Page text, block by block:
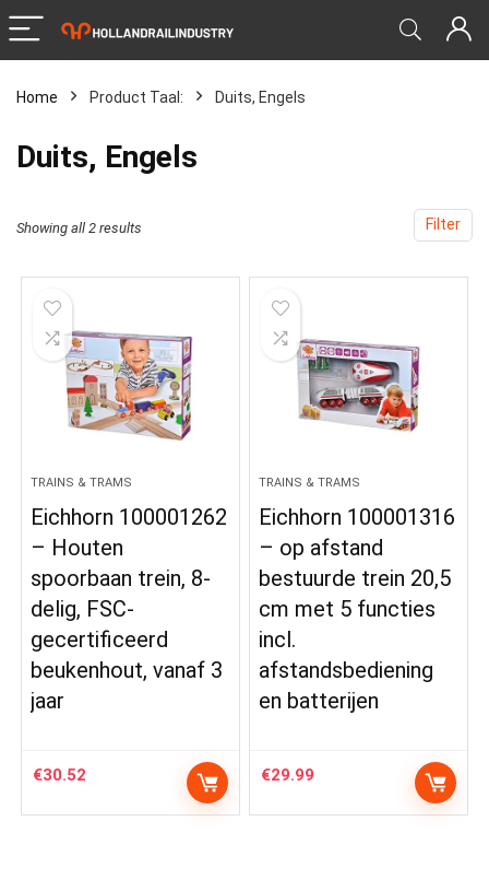
Home Product Taal: ‎Duits, Engels
‎Duits, Engels
Filter
Showing all 2 results
TRAINS & TRAMS
Eichhorn 100001262
– Houten
spoorbaan trein, 8-
delig, FSC-
gecertificeerd
beukenhout, vanaf 3
jaar
€30.52
TRAINS & TRAMS
Eichhorn 100001316
– op afstand
bestuurde trein 20,5
cm met 5 functies
incl.
afstandsbediening
en batterijen
€29.99